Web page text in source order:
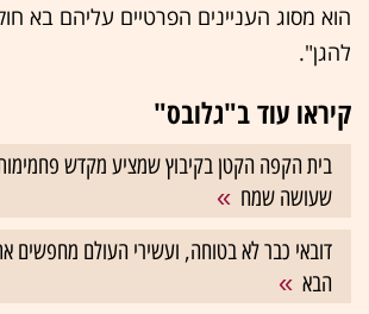
הוא מסוג העניינים הפרטיים עליהם בא
להגן".
קיראו עוד ב"גלובס"
בית הקפה הקטן בקיבוץ שמציע מקדש
שעושה שמח
דובאי כבר לא בטוחה, ועשירי העולם מחפשים
הבא